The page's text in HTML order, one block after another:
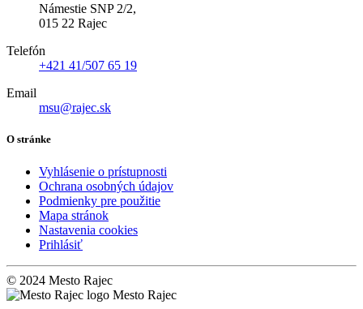
Námestie SNP 2/2,
015 22 Rajec
Telefón
+421 41/507 65 19
Email
msu@rajec.sk
O stránke
Vyhlásenie o prístupnosti
Ochrana osobných údajov
Podmienky pre použitie
Mapa stránok
Nastavenia cookies
Prihlásiť
© 2024 Mesto Rajec
Mesto Rajec